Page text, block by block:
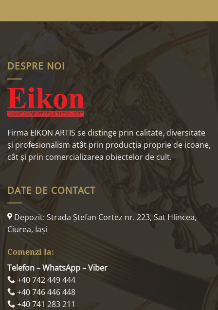
DESPRE NOI
Firma EIKON ARTIS se distinge prin calitate, diversitate
și profesionalism atât prin producția proprie de icoane,
cât și prin comercializarea obiectelor de cult.
DATE DE CONTACT
Depozit: Strada Ştefan Cortez nr. 223, Sat Hlincea,
Ciurea, Iaşi
Comenzi la:
Telefon – WhatsApp – Viber
+40 742 449 444
+40 746 446 448
+40 741 283 211